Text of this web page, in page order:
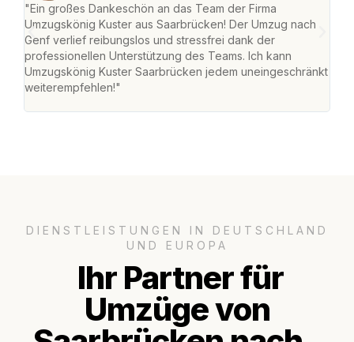
"Ein großes Dankeschön an das Team der Firma
Umzugskönig Kuster aus Saarbrücken! Der Umzug nach
Genf verlief reibungslos und stressfrei dank der
professionellen Unterstützung des Teams. Ich kann
Umzugskönig Kuster Saarbrücken jedem uneingeschränkt
weiterempfehlen!"
DIENSTLEISTUNGEN IN DEUTSCHLAND
UND EUROPA
Ihr Partner für
Umzüge von